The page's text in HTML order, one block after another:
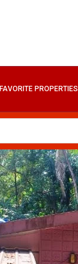
FAVORITE PROPERTIES